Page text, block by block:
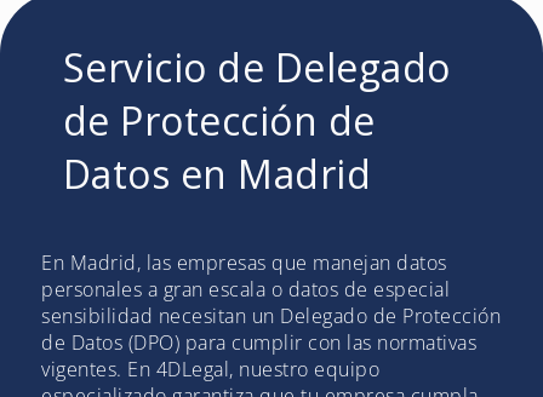
Servicio de Delegado
de Protección de
Datos en Madrid
En Madrid, las empresas que manejan datos
personales a gran escala o datos de especial
sensibilidad necesitan un Delegado de Protección
de Datos (DPO) para cumplir con las normativas
vigentes. En 4DLegal, nuestro equipo